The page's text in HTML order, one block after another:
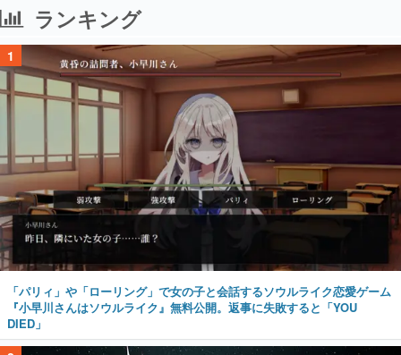
ランキング
1
「パリィ」や「ローリング」で女の子と会話するソウルライク恋愛ゲーム
『小早川さんはソウルライク』無料公開。返事に失敗すると「YOU
DIED」